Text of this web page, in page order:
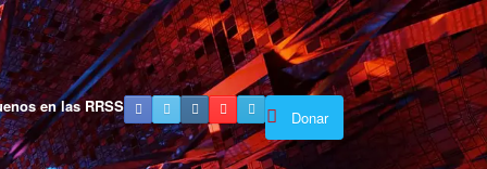
en las RRSS
Donar